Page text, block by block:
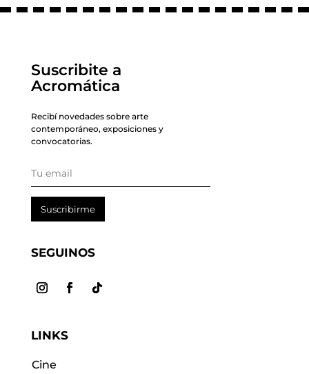
Suscribite a
Acromática
Recibí novedades sobre arte
contemporáneo, exposiciones y
convocatorias.
Suscribirme
SEGUINOS
LINKS
Cine